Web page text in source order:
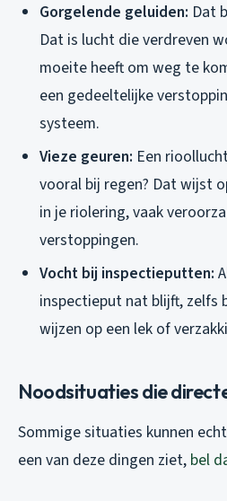
Gorgelende geluiden: Dat
Dat is lucht die verdreven
moeite heeft om weg te
een gedeeltelijke
systeem.
Vieze geuren: Een
vooral bij regen? Dat wijst
in je riolering, vaak
verstoppingen.
Vocht bij inspectieputten:
inspectieput nat blijft, zelfs
wijzen op een lek of
Noodsituaties die
Sommige situaties kunnen
een van deze dingen ziet, bel